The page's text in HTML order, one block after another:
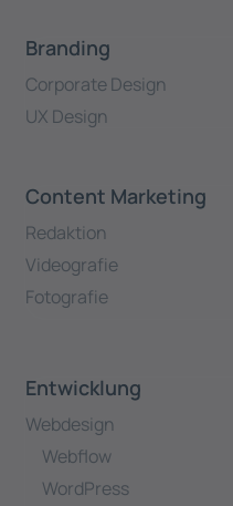
Branding
Corporate Design
UX Design
Content Marketing
Redaktion
Videografie
Fotografie
Entwicklung
Webdesign
Webflow
WordPress